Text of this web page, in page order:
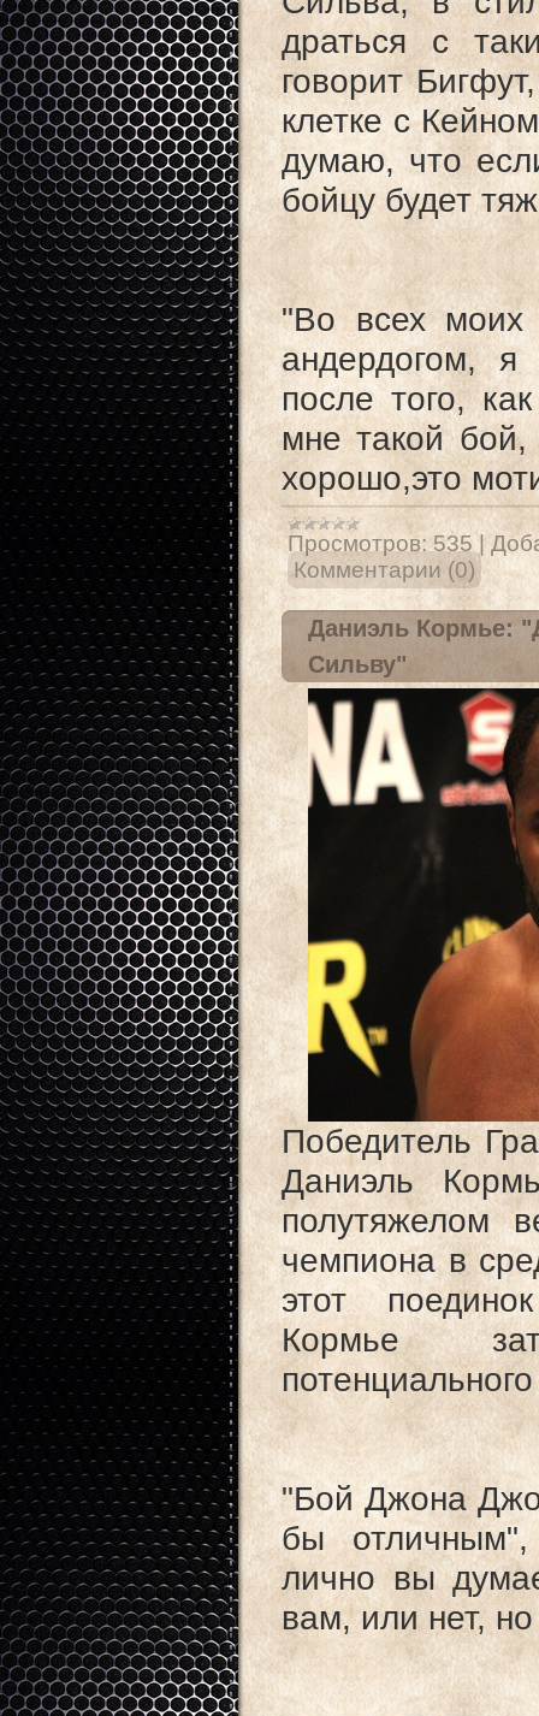
драться с
говорит
клетке с
думаю, что
бойцу будет
"Во всех моих
андердогом,
после того,
мне такой
хорошо,это
Просмотров: 535 |
Комментарии (0)
Даниэль Кормье:
Сильву"
Победитель
Даниэль
полутяжелом
чемпиона в
этот
Кормье
"Бой Джона
бы
лично вы
вам, или нет,